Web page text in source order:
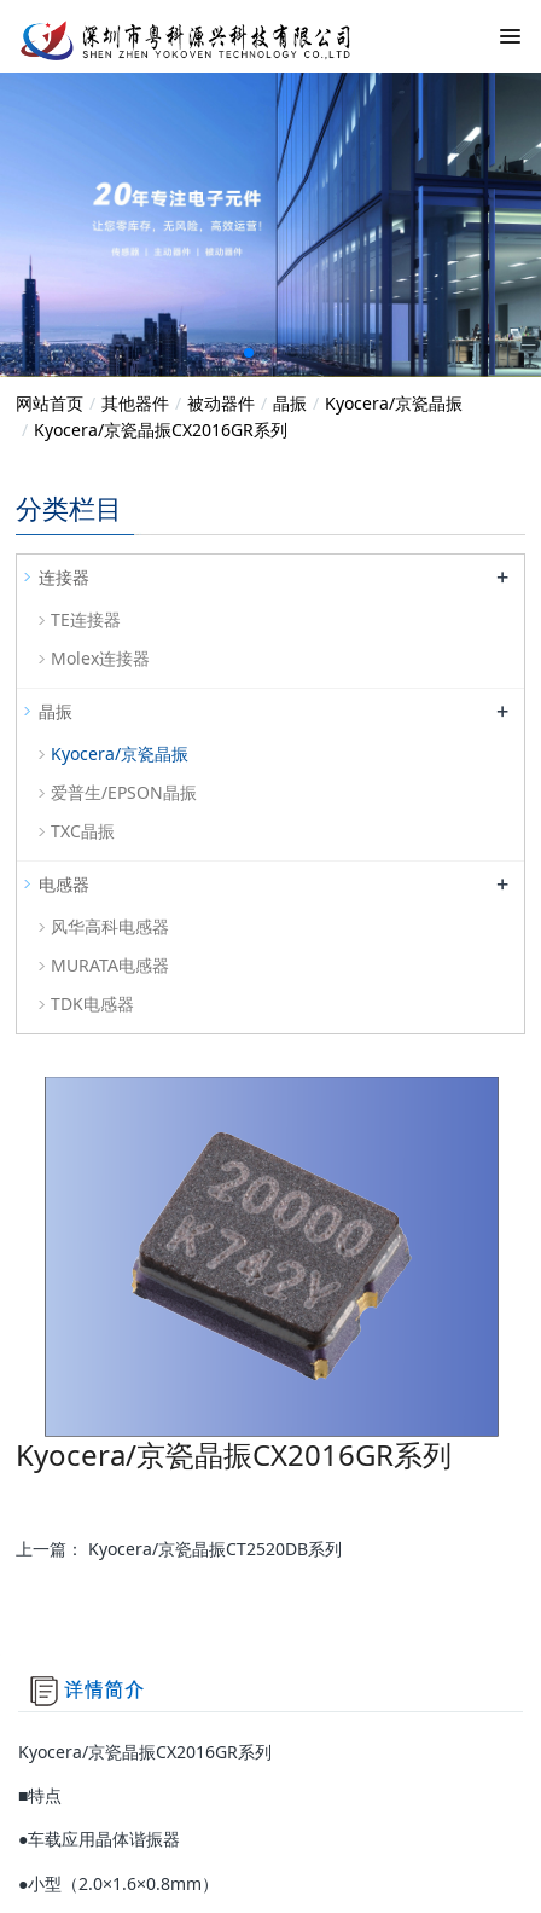
网站首页 其他器件 被动器件 晶振
Kyocera/京瓷晶振
Kyocera/京瓷晶振CX2016GR系列
分类栏目
连接器 +
TE连接器
Molex连接器
晶振 +
Kyocera/京瓷晶振
爱普生/EPSON晶振
TXC晶振
电感器 +
风华高科电感器
MURATA电感器
TDK电感器
Kyocera/京瓷晶振CX2016GR系列
上一篇： Kyocera/京瓷晶振CT2520DB系列
Kyocera/京瓷晶振CX2016GR系列
■特点
●车载应用晶体谐振器
●小型（2.0×1.6×0.8mm）